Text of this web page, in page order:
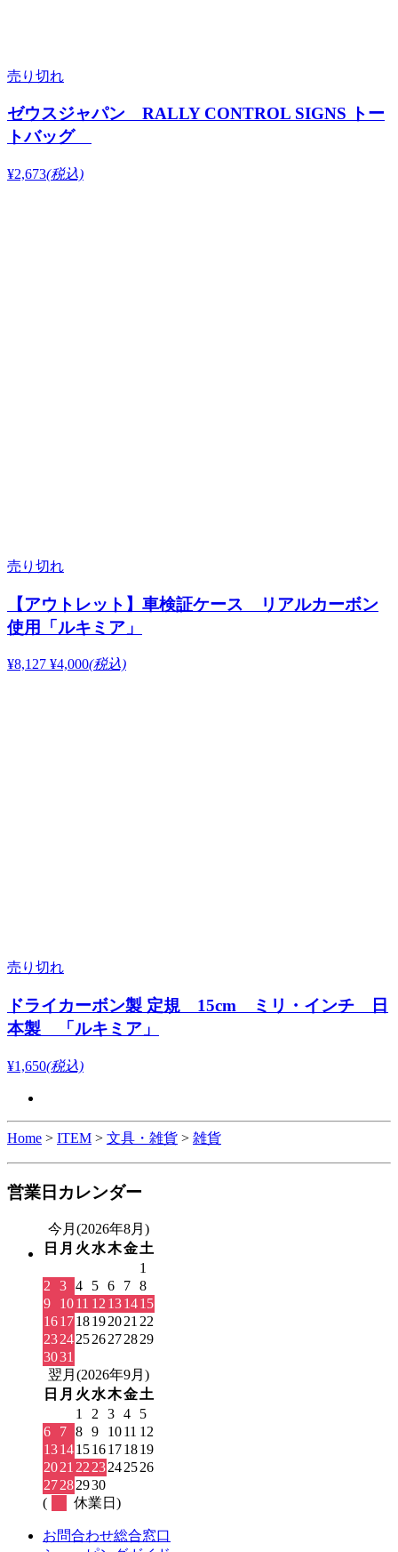
売り切れ
ゼウスジャパン RALLY CONTROL SIGNS トー
トバッグ
¥2,673(税込)
売り切れ
【アウトレット】車検証ケース リアルカーボン
使用「ルキミア」
¥8,127 ¥4,000(税込)
売り切れ
ドライカーボン製 定規 15cm ミリ・インチ 日
本製 「ルキミア」
¥1,650(税込)
Home > ITEM > 文具・雑貨 > 雑貨
営業日カレンダー
今月(2026年8月)
日 月 火 水木金土
1
2
3 4 5 6 7 8
9
1011 12 131415
161718192021 22
23242526272829
3031
翌月(2026年9月)
日 月 火 水木金土
1
2 3 4
5
6
7 8 9 1011 12
13141516171819
2021 22 23242526
27282930
(
休業日)
お問合わせ総合窓口